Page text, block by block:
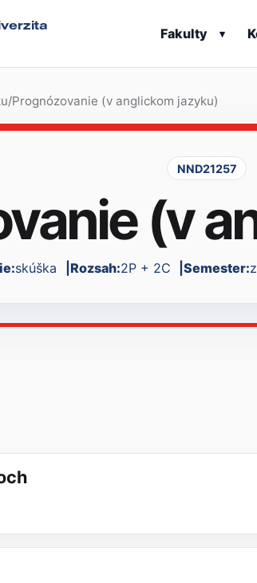
Fakulty ▾
/Prognózovanie (v anglickom jazyku)
NND21257
(v
skúška Rozsah:2P + 2C Semester: